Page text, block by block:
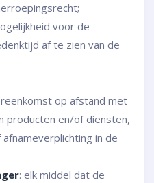
voor de
af te zien van de
op afstand met
producten en/of diensten,
in de
: elk middel dat de